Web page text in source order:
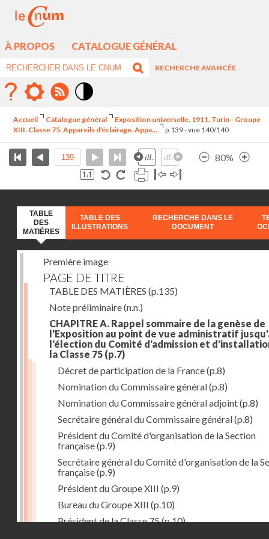
À PROPOS CATALOGUE GÉNÉRAL
RECHERCHE AVANCÉE
élévé
Accueil Catalogue général
Exposition universelle. 1911. Turin - Groupe
XIII. Classe 75. Appareils d'éclairage. Appa...
p.139 - vue 140/140
80%
TABLE
DES
MATIÈRES
TABLE DES
ILLUSTRATIONS
RECHERCHE DANS LE
DOCUMENT
Première image
PAGE DE TITRE
TABLE DES MATIÈRES (p.135)
Note préliminaire(n.n.)
CHAPITRE A. Rappel sommaire de la genèse de
l'Exposition au point de vue administratif
l'élection du Comité d'admission et
la Classe 75 (p.7)
Décret de participation de la France(p.8)
Nomination du Commissaire général(p.8)
Nomination du Commissaire général adjoint(p.8)
Secrétaire général du Commissaire général(p.8)
Président du Comité d'organisation de la Section
française(p.9)
Secrétaire général du Comité d'organisation de la
française(p.9)
Président du Groupe XIII (p.9)
Bureau du Groupe XIII (p.10)
Président de la Classe 75(p.10)